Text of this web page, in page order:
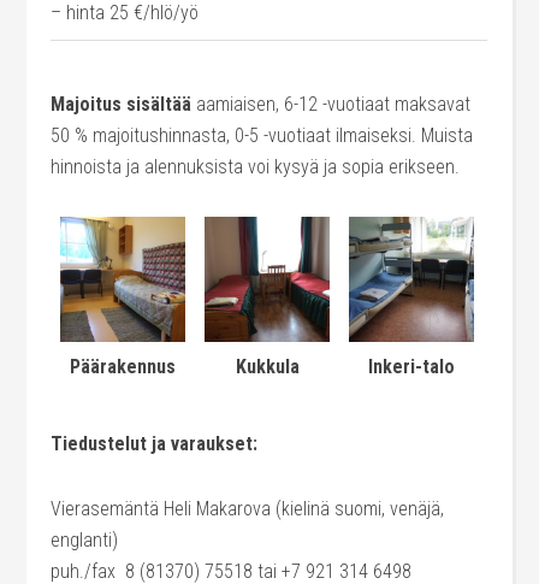
– hinta 25 €/hlö/yö
Majoitus sisältää aamiaisen, 6-12 -vuotiaat maksavat
50 % majoitushinnasta, 0-5 -vuotiaat ilmaiseksi. Muista
hinnoista ja alennuksista voi kysyä ja sopia erikseen.
Päärakennus Kukkula Inkeri-talo
Tiedustelut ja varaukset:
Vierasemäntä Heli Makarova (kielinä suomi, venäjä,
englanti)
puh./fax 8 (81370) 75518 tai +7 921 314 6498